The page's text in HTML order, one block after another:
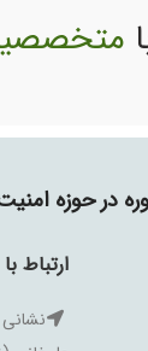
در حوزه
ارتباط